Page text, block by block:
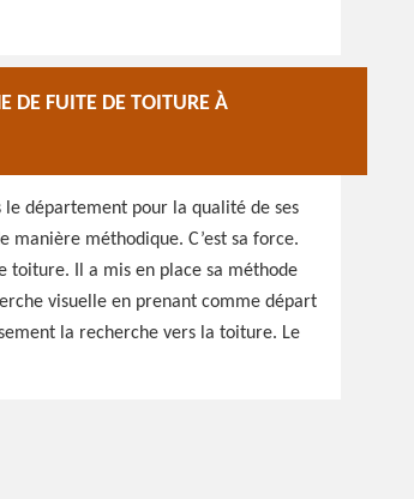
DE FUITE DE TOITURE À
le département pour la qualité de ses
méthodique. C’est sa force.
toiture. Il a mis en place sa méthode
visuelle en prenant comme départ
la recherche vers la toiture. Le